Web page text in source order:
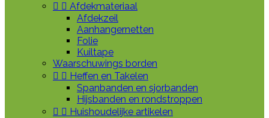
  Afdekmateriaal
Afdekzeil
Aanhangernetten
Folie
Kuiltape
Waarschuwings borden
  Heffen en Takelen
Spanbanden en sjorbanden
Hijsbanden en rondstroppen
  Huishoudelijke artikelen